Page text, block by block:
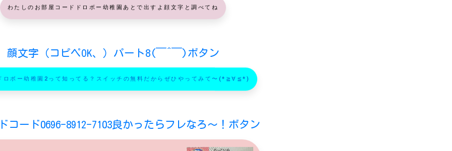
わたしのお部屋コードドロボー幼稚園あとで出すよ顔文字と調べてね
顔文字（コピペOK、）パート8(￣^￣)ボタン
ロボー幼稚園2って知ってる？スイッチの無料だからぜひやってみて〜(*≧∀≦*)
コード0696-8912-7103良かったらフレなろ〜！ボタン